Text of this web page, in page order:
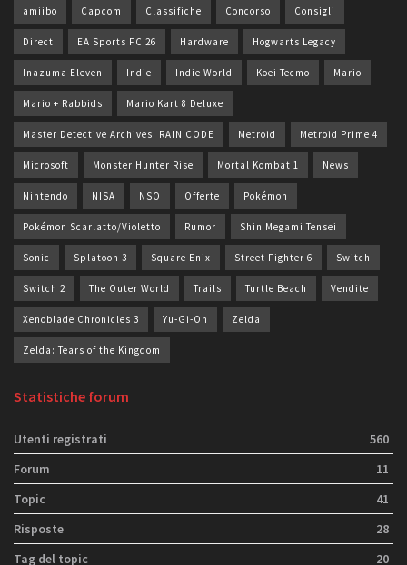
amiibo Capcom Classifiche Concorso Consigli
Direct EA Sports FC 26 Hardware Hogwarts Legacy
Inazuma Eleven Indie Indie World Koei-Tecmo Mario
Mario + Rabbids Mario Kart 8 Deluxe
Master Detective Archives: RAIN CODE Metroid Metroid Prime 4
Microsoft Monster Hunter Rise Mortal Kombat 1 News
Nintendo NISA NSO Offerte Pokémon
Pokémon Scarlatto/Violetto Rumor Shin Megami Tensei
Sonic Splatoon 3 Square Enix Street Fighter 6 Switch
Switch 2 The Outer World Trails Turtle Beach Vendite
Xenoblade Chronicles 3 Yu-Gi-Oh Zelda
Zelda: Tears of the Kingdom
Statistiche forum
Utenti registrati
560
Forum
11
Topic
41
Risposte
28
Tag del topic
20